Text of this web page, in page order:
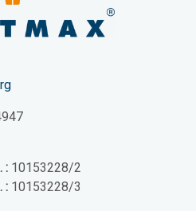
: 10153228/2
: 10153228/3